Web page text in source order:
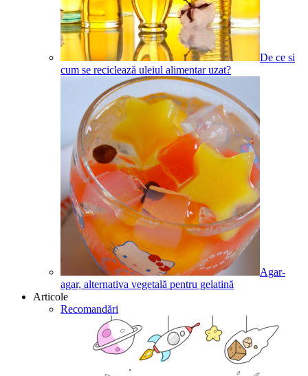
De ce si
cum se reciclează uleiul alimentar uzat?
Agar-
agar, alternativa vegetală pentru gelatină
Articole
Recomandări